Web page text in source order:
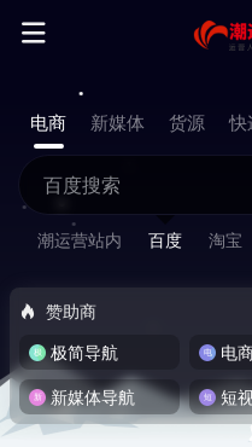
电商 新媒体 货源 快
潮运营站内 百度 淘宝
赞助商
极简导航
电
新媒体导航 短